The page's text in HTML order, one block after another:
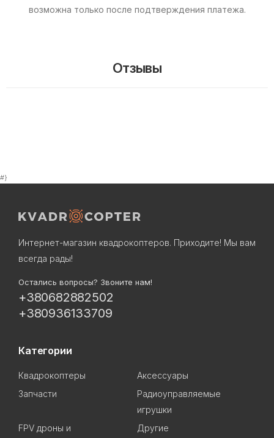
возможна только после подтверждения платежа.
Отзывы
#}
Интернет-магазин квадрокоптеров. Приходите! Мы вам
всегда рады!
Остались вопросы? Звоните нам!
+380682882502
+380936133709
Категории
Квадрокоптеры
Аксессуары
Запчасти
Радиоуправляемые
игрушки
FPV дроны и
Другие